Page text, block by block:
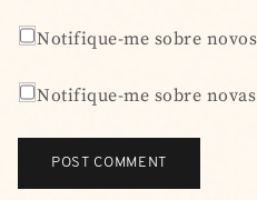
Notifique-me sobre
Notifique-me sobre